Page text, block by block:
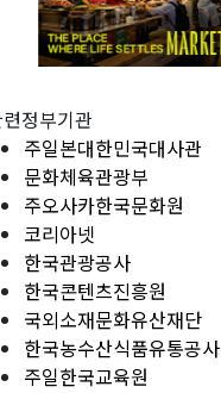
정부기관
주일본대한민국대사관
문화체육관광부
주오사카한국문화원
코리아넷
한국관광공사
한국콘텐츠진흥원
국외소재문화유산재단
한국농수산식품유통공사
주일한국교육원